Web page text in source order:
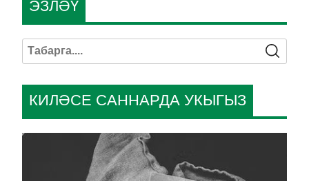
КИЛӘСЕ САННАРДА УКЫГЫЗ
ЭЗЛӘҮ